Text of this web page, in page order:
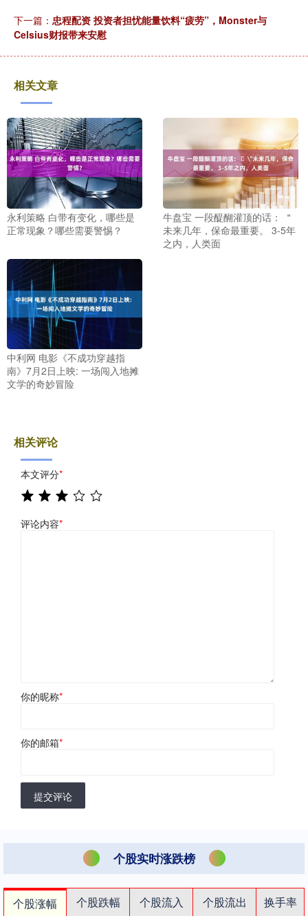
下一篇： 忠程配资 投资者担忧能量饮料“疲劳”，Monster与
Celsius财报带来安慰
相关文章
永利策略 白带有变化，哪些是
正常现象？哪些需要警惕？
牛盘宝 一段醍醐灌顶的话： ​＂
未来几年，保命最重要。 3-5年
之内，人类面
中利网 电影《不成功穿越指
南》7月2日上映: 一场闯入地摊
文学的奇妙冒险
相关评论
本文评分*
评论内容*
你的昵称*
你的邮箱*
提交评论
个股实时涨跌榜
个股涨幅 个股跌幅 个股流入 个股流出
换手率